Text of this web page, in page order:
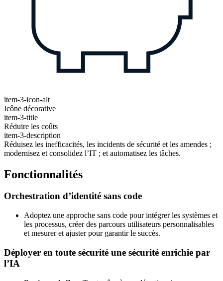
item-3-icon-alt
Icône décorative
item-3-title
Réduire les coûts
item-3-description
Réduisez les inefficacités, les incidents de sécurité et les amendes ;
modernisez et consolidez l’IT ; et automatisez les tâches.
Fonctionnalités
Orchestration d’identité sans code
Adoptez une approche sans code pour intégrer les systèmes et
les processus, créer des parcours utilisateurs personnalisables
et mesurer et ajuster pour garantir le succès.
Déployer en toute sécurité une sécurité enrichie par
l’IA